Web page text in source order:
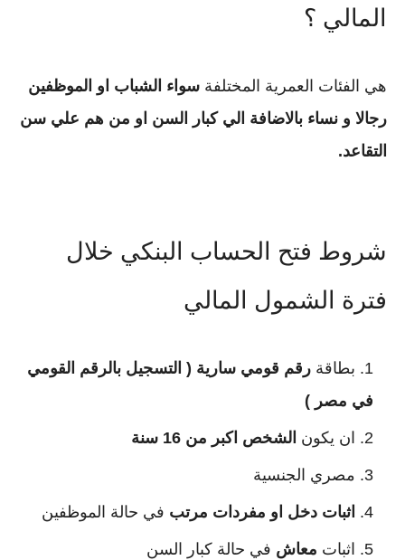
المالي ؟
هي الفئات العمرية المختلفة سواء الشباب او الموظفين
رجالا و نساء بالاضافة الي كبار السن او من هم علي سن
التقاعد.
شروط فتح الحساب البنكي خلال
فترة الشمول المالي
بطاقة رقم قومي سارية ( التسجيل بالرقم القومي
في مصر )
ان يكون الشخص اكبر من 16 سنة
مصري الجنسية
اثبات دخل او مفردات مرتب في حالة الموظفين
اثبات معاش في حالة كبار السن